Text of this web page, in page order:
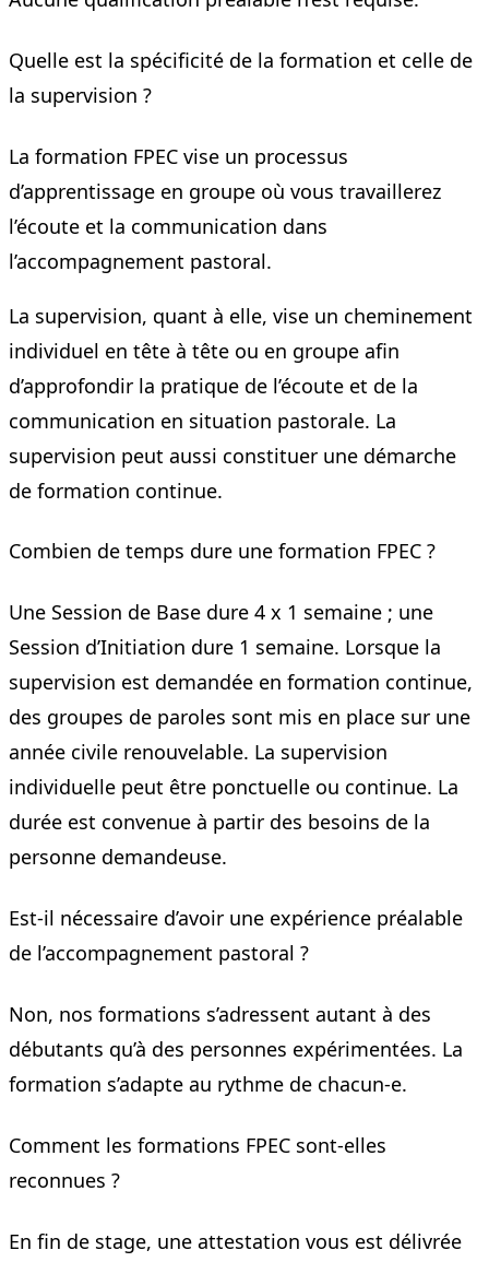
Quelle est la spécificité de la formation et celle de
la supervision ?
La formation FPEC vise un processus
d’apprentissage en groupe où vous travaillerez
l’écoute et la communication dans
l’accompagnement pastoral.
La supervision, quant à elle, vise un cheminement
individuel en tête à tête ou en groupe afin
d’approfondir la pratique de l’écoute et de la
communication en situation pastorale. La
supervision peut aussi constituer une démarche
de formation continue.
Combien de temps dure une formation FPEC ?
Une Session de Base dure 4 x 1 semaine ; une
Session d’Initiation dure 1 semaine. Lorsque la
supervision est demandée en formation continue,
des groupes de paroles sont mis en place sur une
année civile renouvelable. La supervision
individuelle peut être ponctuelle ou continue. La
durée est convenue à partir des besoins de la
personne demandeuse.
Est-il nécessaire d’avoir une expérience préalable
de l’accompagnement pastoral ?
Non, nos formations s’adressent autant à des
débutants qu’à des personnes expérimentées. La
formation s’adapte au rythme de chacun-e.
Comment les formations FPEC sont-elles
reconnues ?
En fin de stage, une attestation vous est délivrée